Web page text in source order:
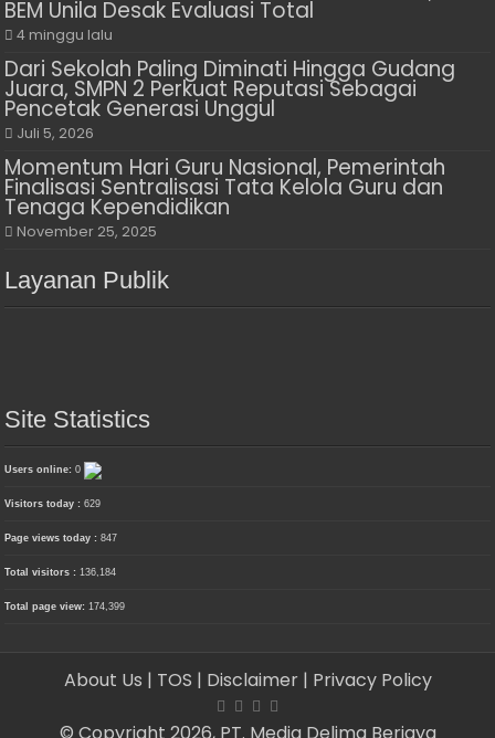
BEM Unila Desak Evaluasi Total
4 minggu lalu
Dari Sekolah Paling Diminati Hingga Gudang
Juara, SMPN 2 Perkuat Reputasi Sebagai
Pencetak Generasi Unggul
Juli 5, 2026
Momentum Hari Guru Nasional, Pemerintah
Finalisasi Sentralisasi Tata Kelola Guru dan
Tenaga Kependidikan
November 25, 2025
Layanan Publik
Site Statistics
Users online:0
Visitors today :629
Page views today :847
Total visitors :136,184
Total page view:174,399
About Us | TOS | Disclaimer | Privacy Policy